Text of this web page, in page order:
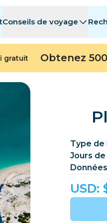
Conseils de voyage
Cambodge
Repubblica del Congo Costa Rica
République tchèque
gratuit Obtenez
Type de
Jours
USD: